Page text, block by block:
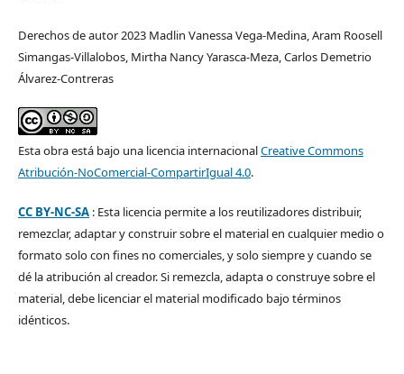
Derechos de autor 2023 Madlin Vanessa Vega-Medina, Aram Roosell
Simangas-Villalobos, Mirtha Nancy Yarasca-Meza, Carlos Demetrio
Álvarez-Contreras
Esta obra está bajo una licencia internacionalCreative Commons
Atribución-NoComercial-CompartirIgual 4.0.
CC BY-NC-SA: Esta licencia permite a los reutilizadores distribuir,
remezclar, adaptar y construir sobre el material en cualquier medio o
formato solo con fines no comerciales, y solo siempre y cuando se
dé la atribución al creador. Si remezcla, adapta o construye sobre el
material, debe licenciar el material modificado bajo términos
idénticos.